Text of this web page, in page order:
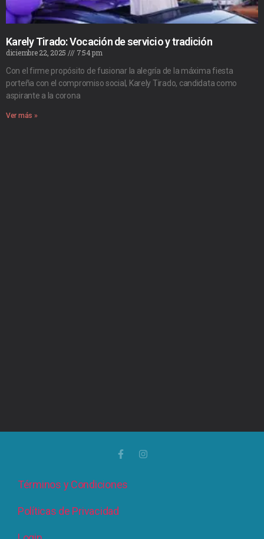
Karely Tirado: Vocación de servicio y tradición
diciembre 22, 2025
7:54 pm
Con el firme propósito de fusionar la alegría de la máxima fiesta
porteña con el compromiso social, Karely Tirado, candidata como
aspirante a la corona
Ver más »
Términos y Condiciones
Políticas de Privacidad